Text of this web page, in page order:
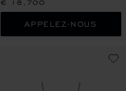
€ 18,700
APPELEZ-NOUS